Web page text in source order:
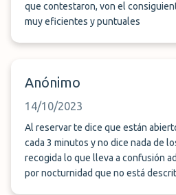
que contestaron, von el consiguiente estrés.
muy eficientes y puntuales
Anónimo
14/10/2023
Al reservar te dice que están
cada 3 minutos y no dice nada de
recogida lo que lleva a confusión
por nocturnidad que no está